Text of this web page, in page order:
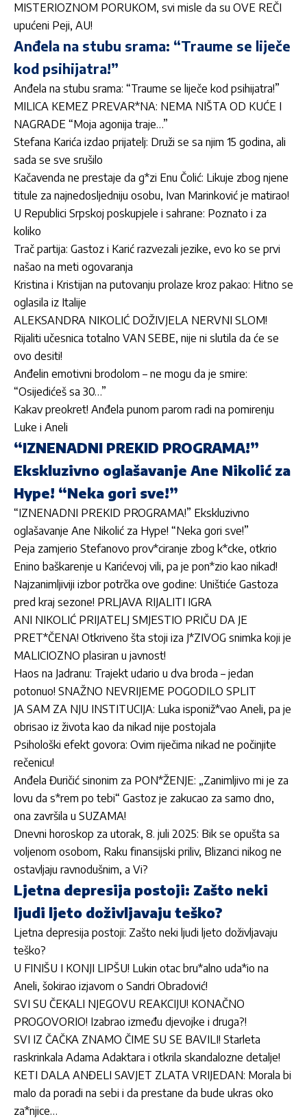
MISTERIOZNOM PORUKOM, svi misle da su OVE REČI
upućeni Peji, AU!
Anđela na stubu srama: “Traume se liječe
kod psihijatra!”
Anđela na stubu srama: “Traume se liječe kod psihijatra!”
MILICA KEMEZ PREVAR*NA: NEMA NIŠTA OD KUĆE I
NAGRADE “Moja agonija traje…”
Stefana Karića izdao prijatelj: Druži se sa njim 15 godina, ali
sada se sve srušilo
Kačavenda ne prestaje da g*zi Enu Čolić: Likuje zbog njene
titule za najnedosljedniju osobu, Ivan Marinković je matirao!
U Republici Srpskoj poskupjele i sahrane: Poznato i za
koliko
Trač partija: Gastoz i Karić razvezali jezike, evo ko se prvi
našao na meti ogovaranja
Kristina i Kristijan na putovanju prolaze kroz pakao: Hitno se
oglasila iz Italije
ALEKSANDRA NIKOLIĆ DOŽIVJELA NERVNI SLOM!
Rijaliti učesnica totalno VAN SEBE, nije ni slutila da će se
ovo desiti!
Anđelin emotivni brodolom – ne mogu da je smire:
“Osijedićeš sa 30…”
Kakav preokret! Anđela punom parom radi na pomirenju
Luke i Aneli
“IZNENADNI PREKID PROGRAMA!”
Ekskluzivno oglašavanje Ane Nikolić za
Hype! “Neka gori sve!”
“IZNENADNI PREKID PROGRAMA!” Ekskluzivno
oglašavanje Ane Nikolić za Hype! “Neka gori sve!”
Peja zamjerio Stefanovo prov*ciranje zbog k*cke, otkrio
Enino baškarenje u Karićevoj vili, pa je pon*zio kao nikad!
Najzanimljiviji izbor potrčka ove godine: Uništiće Gastoza
pred kraj sezone! PRLJAVA RIJALITI IGRA
ANI NIKOLIĆ PRIJATELJ SMJESTIO PRIČU DA JE
PRET*ČENA! Otkriveno šta stoji iza J*ZIVOG snimka koji je
MALICIOZNO plasiran u javnost!
Haos na Jadranu: Trajekt udario u dva broda – jedan
potonuo! SNAŽNO NEVRIJEME POGODILO SPLIT
JA SAM ZA NJU INSTITUCIJA: Luka isponiž*vao Aneli, pa je
obrisao iz života kao da nikad nije postojala
Psihološki efekt govora: Ovim riječima nikad ne počinjite
rečenicu!
Anđela Đuričić sinonim za PON*ŽENJE: „Zanimljivo mi je za
lovu da s*rem po tebi“ Gastoz je zakucao za samo dno,
ona završila u SUZAMA!
Dnevni horoskop za utorak, 8. juli 2025: Bik se opušta sa
voljenom osobom, Raku finansijski priliv, Blizanci nikog ne
ostavljaju ravnodušnim, a Vi?
Ljetna depresija postoji: Zašto neki
ljudi ljeto doživljavaju teško?
Ljetna depresija postoji: Zašto neki ljudi ljeto doživljavaju
teško?
U FINIŠU I KONJI LIPŠU! Lukin otac bru*alno uda*io na
Aneli, šokirao izjavom o Sandri Obradović!
SVI SU ČEKALI NJEGOVU REAKCIJU! KONAČNO
PROGOVORIO! Izabrao između djevojke i druga?!
SVI IZ ČAČKA ZNAMO ČIME SU SE BAVILI! Starleta
raskrinkala Adama Adaktara i otkrila skandalozne detalje!
KETI DALA ANĐELI SAVJET ZLATA VRIJEDAN: Morala bi
malo da poradi na sebi i da prestane da bude ukras oko
za*njice…